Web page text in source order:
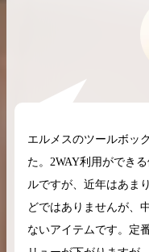
希少なリザード素材のバ
高く売るためのポイント
コラムをさらにみる
エルメスのツールボッ
た。2WAY利用ができ
ルですが、近年はあま
どではありませんが、
ないアイテムです。定